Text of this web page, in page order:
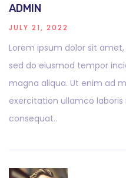
ADMIN
JULY 21, 2022
Lorem ipsum dolor sit
sed do eiusmod tempor
magna aliqua. Ut enim ad
exercitation ullamco
consequat..